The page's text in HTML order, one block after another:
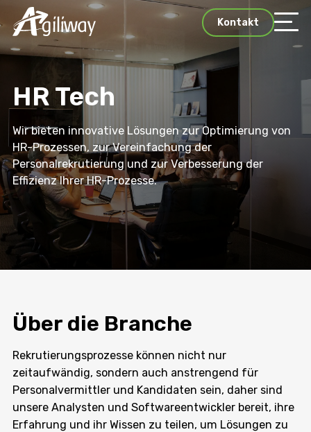
Kontakt
HR Tech
Wir bieten innovative Lösungen zur Optimierung von
HR-Prozessen, zur Vereinfachung der
Personalrekrutierung und zur Verbesserung der
Effizienz Ihrer HR-Prozesse.
Über die Branche
Rekrutierungsprozesse können nicht nur
zeitaufwändig, sondern auch anstrengend für
Personalvermittler und Kandidaten sein, daher sind
unsere Analysten und Softwareentwickler bereit, ihre
Erfahrung und ihr Wissen zu teilen, um Lösungen zu